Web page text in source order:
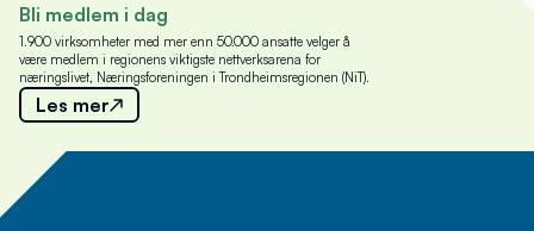
Bli medlem i dag
1.900 virksomheter med mer enn 50.000 ansatte velger å
være medlem i regionens viktigste nettverksarena for
næringslivet, Næringsforeningen i Trondheimsregionen (NiT).
Les mer